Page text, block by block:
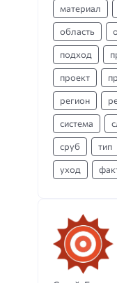
материал
область
подход
проект
регион
система
сруб тип
уход